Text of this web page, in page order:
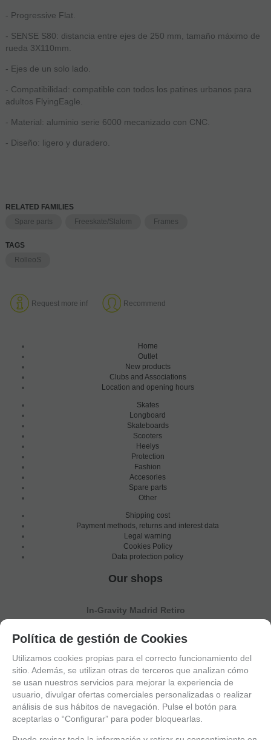
- Progressive Flat.
- SENSE S80: distancia entre ejes de 250 mm, tamaño máximo de
rueda 3X110mm.
- Ejes de un solo lado.
- Compatibilidad: compatible con todos los patines urbanos para
adultos FlyingEagle.
- Material: aluminio serie 6000 mecanizado con CNC.
- Diseño: ligero y duradero.
RELATED FAMILIES
Spare parts
Freeskate/Slalom Frames
TAGS
RolleoS
Request more inf Recommend
Home
Outlet
New products
Clubs and Associations
Location and opening hours
Skates
Longboard
Skateboards
Scooters
Heelys
Protection
Fashion
Accesories
Spare parts
Other
Shipping cost
Payment methods, returns and interest data
Legal warning
Cookies Policy
Data protection policy
Our shops
In-Gravity Madrid Retiro
Política de gestión de Cookies
Utilizamos cookies propias para el correcto funcionamiento del
sitio. Además, se utilizan otras de terceros que analizan cómo
se usan nuestros servicios para mejorar la experiencia de
usuario, divulgar ofertas comerciales personalizadas o realizar
análisis de sus hábitos de navegación. Pulse el botón para
aceptarlas o “Configurar” para poder bloquearlas.